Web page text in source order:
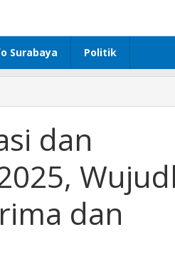
Surabaya Politik
dan
dan